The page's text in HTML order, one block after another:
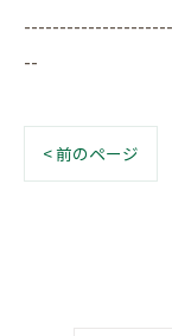
--
< 前のページ